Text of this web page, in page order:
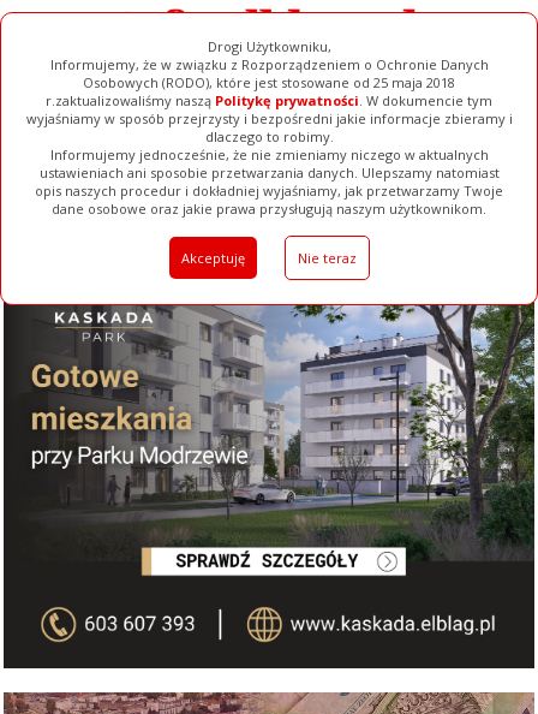
Drogi Użytkowniku,
Informujemy, że w związku z Rozporządzeniem o Ochronie Danych
Osobowych (RODO), które jest stosowane od 25 maja 2018
r.zaktualizowaliśmy naszą Politykę prywatności. W dokumencie tym
wyjaśniamy w sposób przejrzysty i bezpośredni jakie informacje zbieramy i
dlaczego to robimy.
Informujemy jednocześnie, że nie zmieniamy niczego w aktualnych
ustawieniach ani sposobie przetwarzania danych. Ulepszamy natomiast
opis naszych procedur i dokładniej wyjaśniamy, jak przetwarzamy Twoje
dane osobowe oraz jakie prawa przysługują naszym użytkownikom.
Akceptuję Nie teraz
Ogłoszenia Filmy Galerie Baza Firm Pełna Wersja